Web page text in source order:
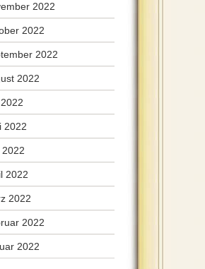
2022
2022
2022
2022
2022
2022
2022
2022
2022
2022